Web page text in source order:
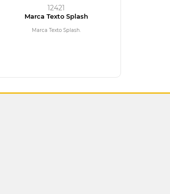
12421
Marca Texto Splash
Marca Texto Splash.